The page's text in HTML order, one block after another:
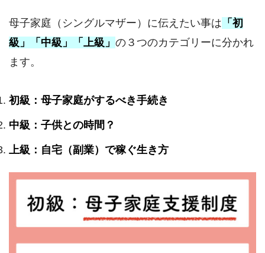
母子家庭（シングルマザー）に伝えたい事は 「初
級」「中級」「上級」 の３つのカテゴリーに分かれ
ます。
初級：母子家庭がするべき手続き
中級：子供との時間？
上級：自宅（副業）で稼ぐ生き方